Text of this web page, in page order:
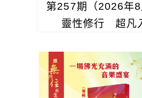
第257期（2026年8
靈性修行 超凡